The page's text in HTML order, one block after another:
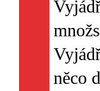
něco